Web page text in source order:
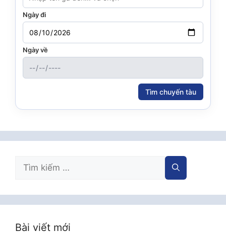
Ngày đi
Ngày về
Tìm chuyến tàu
Tìm
kiếm
Bài viết mới